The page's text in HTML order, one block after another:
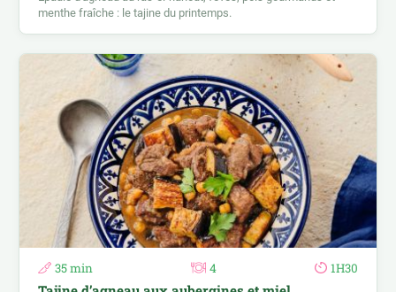
menthe fraîche : le tajine du printemps.
35 min 4 1H30